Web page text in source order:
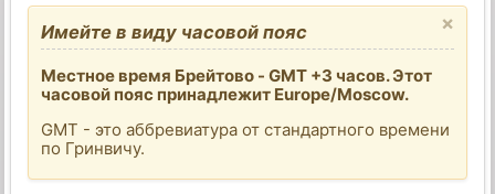
×
Имейте в виду часовой пояс
Местное время Брейтово - GMT +3 часов. Этот
часовой пояс принадлежит Europe/Moscow.
GMT - это аббревиатура от стандартного времени
по Гринвичу.